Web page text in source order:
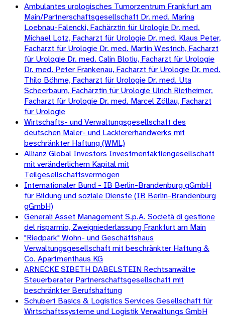
Ambulantes urologisches Tumorzentrum Frankfurt am
Main/Partnerschaftsgesellschaft Dr. med. Marina
Loebnau-Falencki, Fachärztin für Urologie Dr. med.
Michael Lotz, Facharzt für Urologie Dr. med. Klaus Peter,
Facharzt für Urologie Dr. med. Martin Westrich, Facharzt
für Urologie Dr. med. Calin Blotiu, Facharzt für Urologie
Dr. med. Peter Frankenau, Facharzt für Urologie Dr. med.
Thilo Böhme, Facharzt für Urologie Dr. med. Uta
Scheerbaum, Fachärztin für Urologie Ulrich Rietheimer,
Facharzt für Urologie Dr. med. Marcel Zöllau, Facharzt
für Urologie
Wirtschafts- und Verwaltungsgesellschaft des
deutschen Maler- und Lackiererhandwerks mit
beschränkter Haftung (WML)
Allianz Global Investors Investmentaktiengesellschaft
mit veränderlichem Kapital mit
Teilgesellschaftsvermögen
Internationaler Bund - IB Berlin-Brandenburg gGmbH
für Bildung und soziale Dienste (IB Berlin-Brandenburg
gGmbH)
Generali Asset Management S.p.A. Società di gestione
del risparmio, Zweigniederlassung Frankfurt am Main
"Riedpark" Wohn- und Geschäftshaus
Verwaltungsgesellschaft mit beschränkter Haftung &
Co. Apartmenthaus KG
ARNECKE SIBETH DABELSTEIN Rechtsanwälte
Steuerberater Partnerschaftsgesellschaft mit
beschränkter Berufshaftung
Schubert Basics & Logistics Services Gesellschaft für
Wirtschaftssysteme und Logistik Verwaltungs GmbH